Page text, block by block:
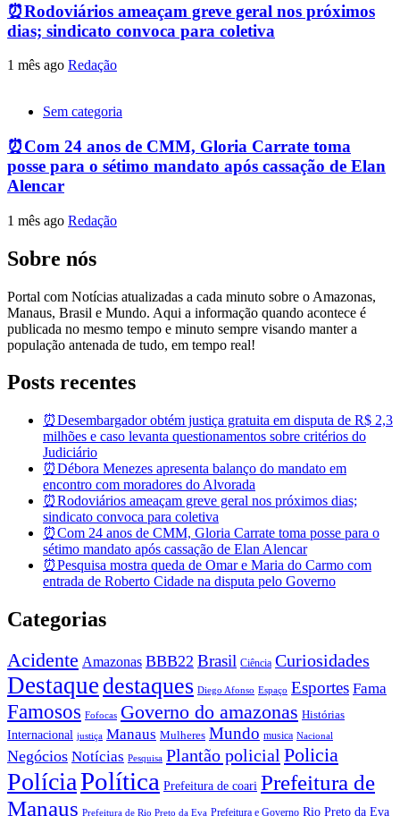
⏰Rodoviários ameaçam greve geral nos próximos
dias; sindicato convoca para coletiva
1 mês ago Redação
Sem categoria
⏰Com 24 anos de CMM, Gloria Carrate toma
posse para o sétimo mandato após cassação de Elan
Alencar
1 mês ago Redação
Sobre nós
Portal com Notícias atualizadas a cada minuto sobre o Amazonas,
Manaus, Brasil e Mundo. Aqui a informação quando acontece é
publicada no mesmo tempo e minuto sempre visando manter a
população antenada de tudo, em tempo real!
Posts recentes
⏰Desembargador obtém justiça gratuita em disputa de R$ 2,3
milhões e caso levanta questionamentos sobre critérios do
Judiciário
⏰Débora Menezes apresenta balanço do mandato em
encontro com moradores do Alvorada
⏰Rodoviários ameaçam greve geral nos próximos dias;
sindicato convoca para coletiva
⏰Com 24 anos de CMM, Gloria Carrate toma posse para o
sétimo mandato após cassação de Elan Alencar
⏰Pesquisa mostra queda de Omar e Maria do Carmo com
entrada de Roberto Cidade na disputa pelo Governo
Categorias
Acidente Amazonas BBB22 Brasil Ciência Curiosidades
Destaque destaques Diego Afonso Espaço Esportes Fama
Famosos Fofocas Governo do amazonas Histórias
Internacional justiça Manaus Mulheres Mundo musica Nacional
Negócios Notícias Pesquisa Plantão policial Policia
PolíciaPolítica Prefeitura de coari Prefeitura de
Manaus Prefeitura de Rio Preto da Eva Prefeitura e Governo Rio Preto da Eva